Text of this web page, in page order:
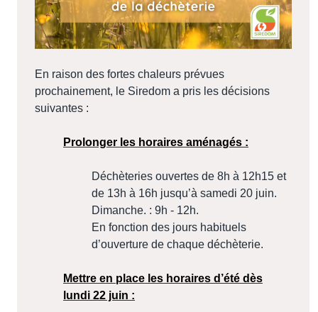
En raison des fortes chaleurs prévues
prochainement, le Siredom a pris les décisions
suivantes :
Prolonger les horaires aménagés :
Déchèteries ouvertes de 8h à 12h15 et
de 13h à 16h jusqu’à samedi 20 juin.
Dimanche. : 9h - 12h.
En fonction des jours habituels
d’ouverture de chaque déchèterie.
Mettre en place les horaires d’été dès
lundi 22 juin :